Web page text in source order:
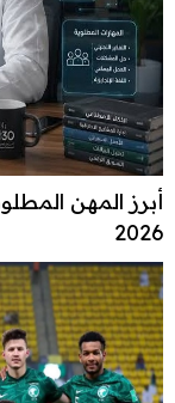
أبرز المهن
2026